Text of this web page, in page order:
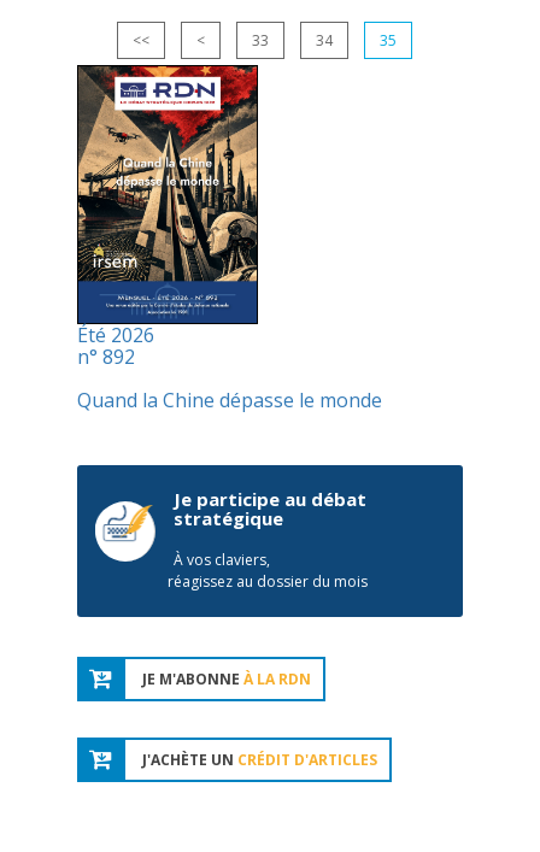
<< < 33 34 35
Été 2026
n° 892
Quand la Chine dépasse le monde
Je participe au débat
stratégique
À vos claviers,
réagissez au dossier du mois
JE M'ABONNE À LA RDN
J'ACHÈTE UN CRÉDIT D'ARTICLES